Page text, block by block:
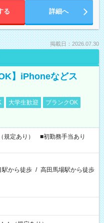
る 詳細へ
掲載日：2026.07.30
】iPhoneなどス
大学生歓迎
ブランクOK
規定あり） ■初勤務手当あり
駅から徒歩 / 高田馬場駅から徒歩